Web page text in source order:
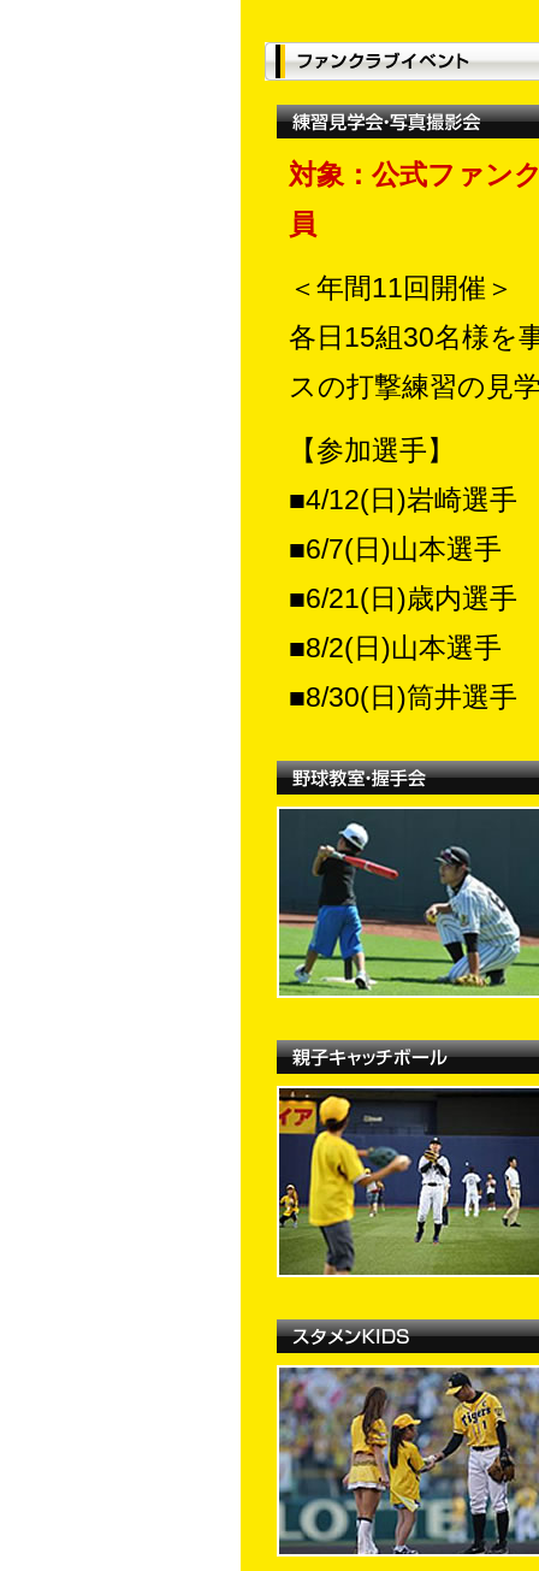
対象：公式ファン
員
＜年間11回開催＞
各日15組30名様を
スの打撃練習の見
【参加選手】
■4/12(日)岩崎選
■6/7(日)山本選手
■6/21(日)歳内選
■8/2(日)山本選手
■8/30(日)筒井選